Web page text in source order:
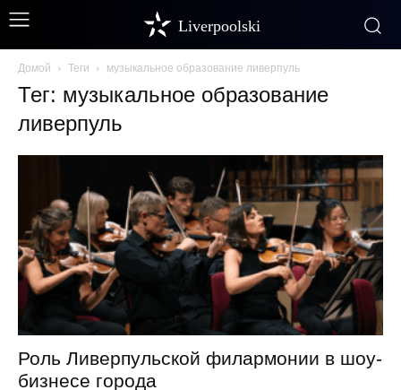
Liverpoolski
Домой Теги музыкальное образование ливерпуль
Тег: музыкальное образование
ливерпуль
Роль Ливерпульской филармонии в шоу-
бизнесе города